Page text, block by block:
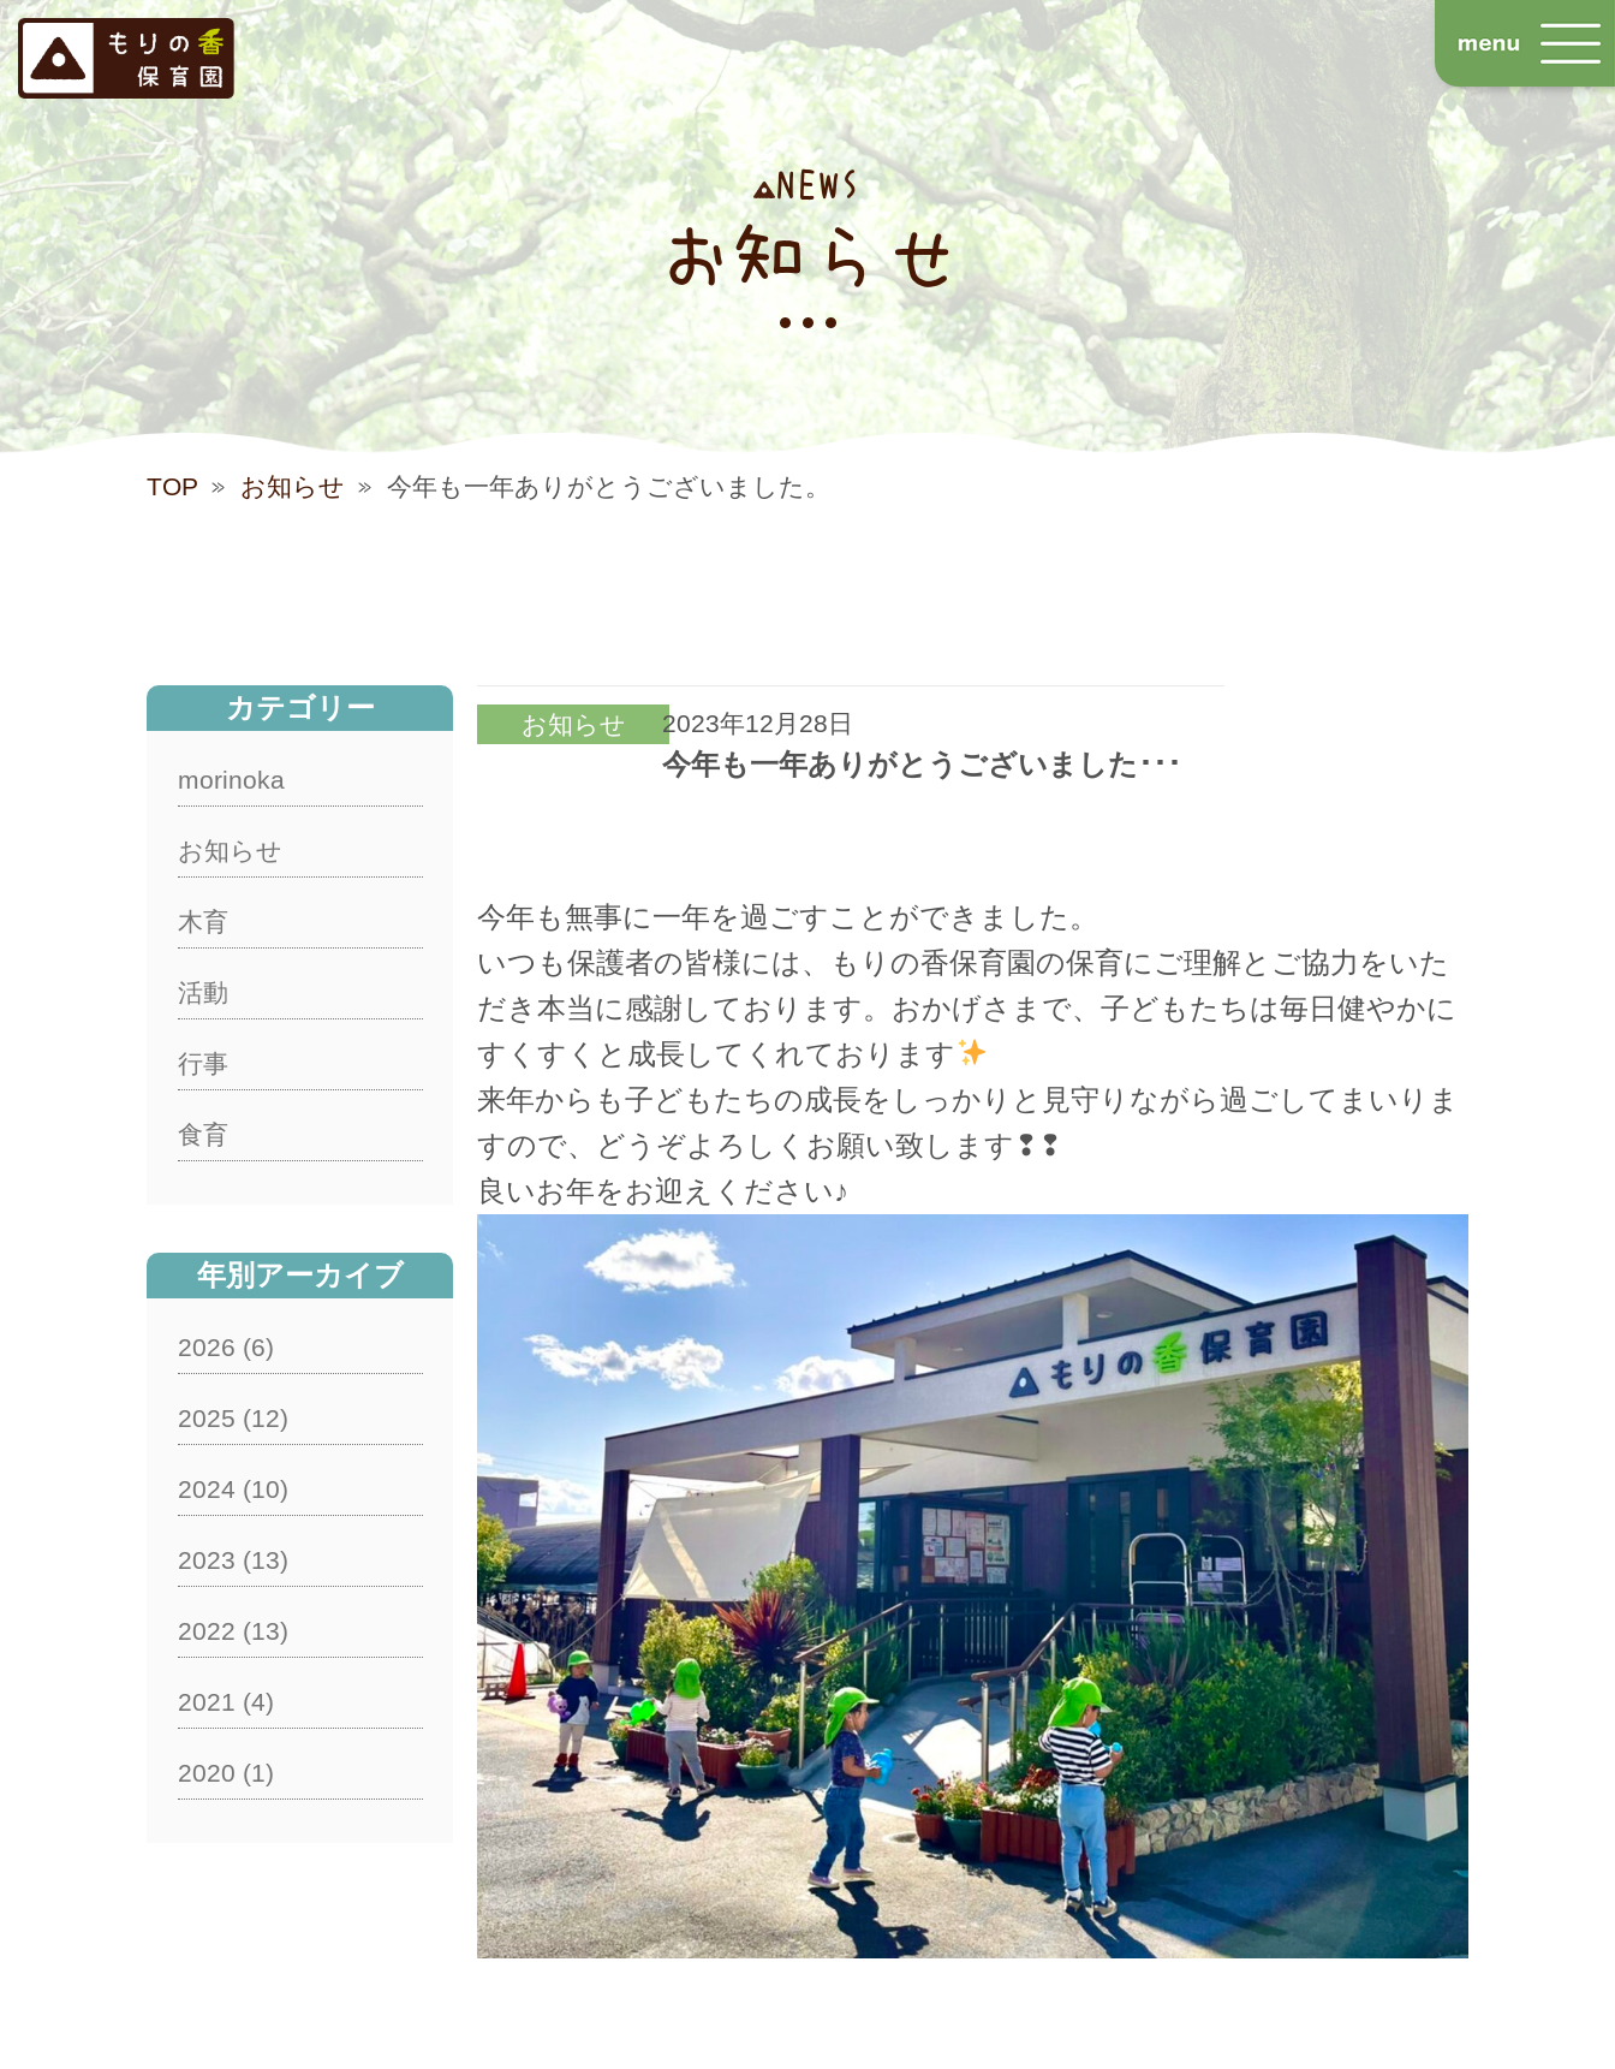
NEWS
お知らせ
TOP お知らせ 今年も一年ありがとうございました。
お知らせ 2023年12月28日
今年も一年ありがとうございました･･･
今年も無事に一年を過ごすことができました。
いつも保護者の皆様には、もりの香保育園の保育にご理解とご協力をいた
だき本当に感謝しております。おかげさまで、子どもたちは毎日健やかに
すくすくと成長してくれております
来年からも子どもたちの成長をしっかりと見守りながら過ごしてまいりま
すので、どうぞよろしくお願い致します❢❢
良いお年をお迎えください♪
カテゴリー
morinoka
お知らせ
木育
活動
行事
食育
年別アーカイブ
2026 (6)
2025 (12)
2024 (10)
2023 (13)
2022 (13)
2021 (4)
2020 (1)